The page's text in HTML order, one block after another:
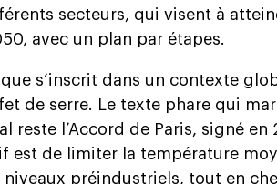
secteurs, qui visent à
avec un plan par étapes.
s’inscrit dans un contexte
de serre. Le texte phare qui
reste l’Accord de Paris, signé en
est de limiter la température
niveaux préindustriels, tout en